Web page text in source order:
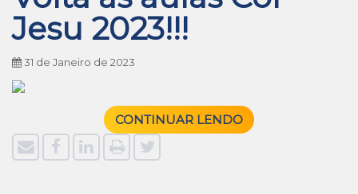
Jesu 2023!!!
31 de Janeiro de 2023
CONTINUAR LENDO